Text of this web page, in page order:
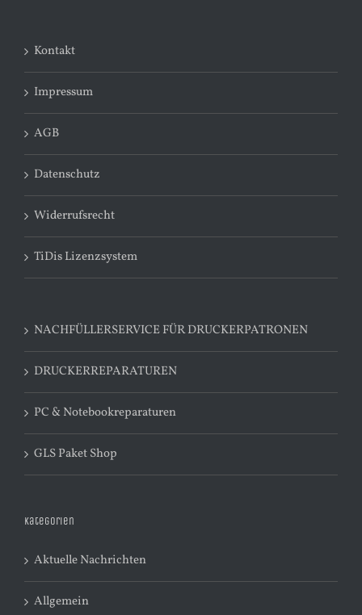
Kontakt
Impressum
AGB
Datenschutz
Widerrufsrecht
TiDis Lizenzsystem
NACHFÜLLERSERVICE FÜR DRUCKERPATRONEN
DRUCKERREPARATUREN
PC & Notebookreparaturen
GLS Paket Shop
Kategorien
Aktuelle Nachrichten
Allgemein